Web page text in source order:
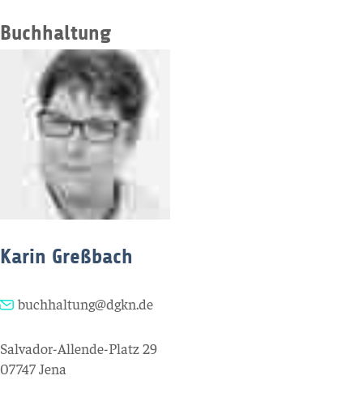
Buchhaltung
Karin Greßbach
buchhaltung@dgkn.de
Salvador-Allende-Platz 29
07747 Jena